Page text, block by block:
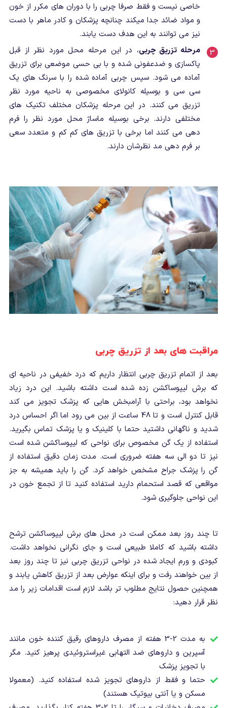
خاصی نیست و فقط صرفا چربی را با دوران های مکرر از خون
و مواد ضائد جدا میکند چنانچه پزشکان و کادر ماهر با دست
نیز می توانند به این هدف دست یابند.
مرحله تزریق چربی، در این مرحله محل مورد نظر از قبل
پاکسازی و ضدعفونی شده و با بی حسی موضعی برای تزریق
آماده می شود. سپس چربی آماده شده را با سرنگ های یک
سی سی و بوسیله کانولای مخصوصی به ناحیه مورد نظر
تزریق می کنند. در این مرحله پزشکان مختلف تکنیک های
مختلفی دارند. برخی بوسیله ماساژ محل مورد نظر را فرم
دهی می کنند اما برخی با تزریق های کم کم و متعدد سعی
بر فرم دهی مد نظرشان دارند.
مراقبت های بعد از تزریق چربی
بعد از اتمام تزریق چربی انتظار داریم که درد خفیفی در ناحیه ای
که برش لیپوساکشن زده شده است داشته باشید. این درد زیاد
نخواهد بود، براحتی با آرامبخش هایی که پزشک تجویز می کند
قابل کنترل است و تا 48 ساعت از بین می رود اما اگر احساس درد
شدید و ناگهانی داشتید حتما با کلینیک و یا پزشک تماس بگیرید.
استفاده از یک گن مخصوص برای نواحی که لیپوساکشن شده است
نیز تا دو الی سه هفته ضروری است. مدت زمان دقیق استفاده از
گن را پزشک جراح مشخص خواهد کرد. گن را باید همیشه به جز
مواقعی که قصد استحمام دارید استفاده کنید تا از تجمع خون در
این نواحی جلوگیری شود.
تا چند روز بعد ممکن است در محل های برش لیپوساکشن ترشح
داشته باشید که کاملا طبیعی است و جای نگرانی نخواهد داشت.
کبودی و ورم ایجاد شده در نواحی تزریق چربی نیز تا چند روز بعد
از بین خواهند رفت و برای اینکه عوارض بعد از تزریق کاهش یابند و
همچنین حصول نتایج مطلوب تر باشد لازم است اقدامات زیر را مد
نظر قرار دهید:
به مدت 2-3 هفته از مصرف داروهای رقیق کننده خون مانند
آسپرین و داروهای ضد التهابی غیراستروئیدی پرهیز کنید. مگر
با تجویز پزشک
حتما و فقط از داروهای تجویز شده استفاده کنید. (معمولا
مسکن و یا آنتی بیوتیک هستند)